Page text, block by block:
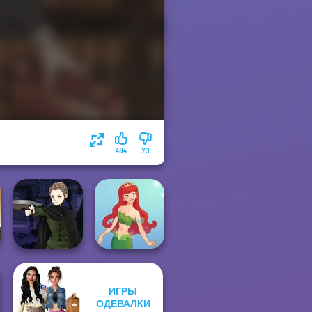
73
404
Manga Creator
Vampire Hunter
P...
Cute Mermaid
ИГРЫ
ОДЕВАЛКИ